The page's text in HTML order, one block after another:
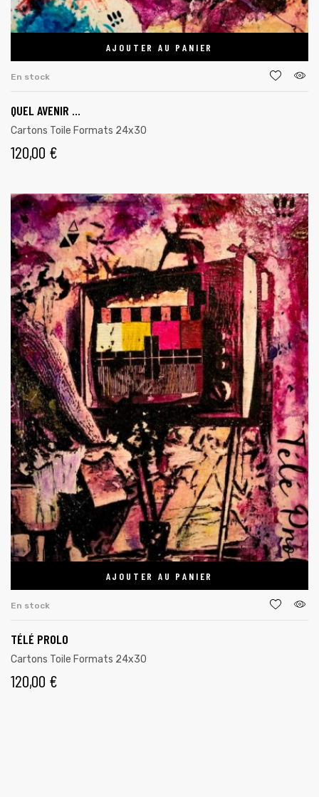
AJOUTER AU PANIER
En stock
QUEL AVENIR …
Cartons Toile Formats 24x30
120,00 €
AJOUTER AU PANIER
En stock
TÉLÉ PROLO
Cartons Toile Formats 24x30
120,00 €